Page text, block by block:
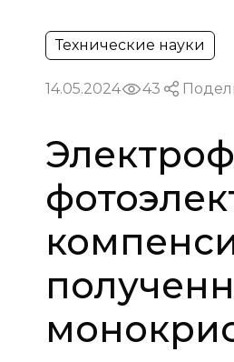
Технические науки
14.05.2024 43